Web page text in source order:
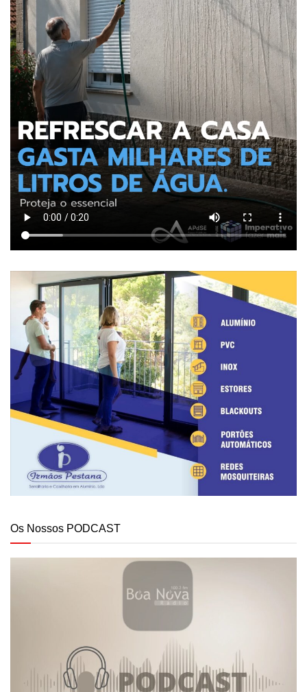
Os Nossos PODCAST